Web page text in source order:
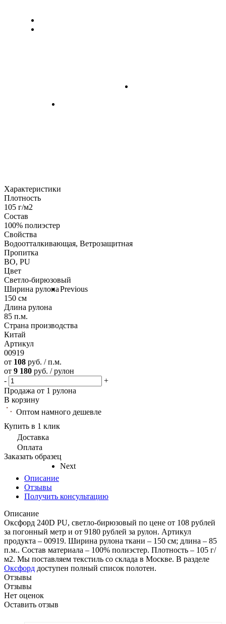
Previous
Next
Характеристики
Плотность
105 г/м2
Состав
100% полиэстер
Свойства
Водоотталкивающая, Ветрозащитная
Пропитка
ВО, PU
Цвет
Светло-бирюзовый
Ширина рулона
150 см
Длина рулона
85 п.м.
Страна производства
Китай
Артикул
00919
от 108 руб. / п.м.
от 9 180 руб. / рулон
-
+
Продажа от 1 рулона
В корзину
Оптом намного дешевле
Купить в 1 клик
Доставка
Оплата
Заказать образец
Описание
Отзывы
Получить консультацию
Описание
Оксфорд 240D PU, светло-бирюзовый по цене от 108 рублей
за погонный метр и от 9180 рублей за рулон. Артикул
продукта – 00919. Ширина рулона ткани – 150 см; длина – 85
п.м.. Состав материала – 100% полиэстер. Плотность – 105 г/
м2. Мы поставляем текстиль со склада в Москве. В разделе
Оксфорд доступен полный список полотен.
Отзывы
Отзывы
Нет оценок
Оставить отзыв